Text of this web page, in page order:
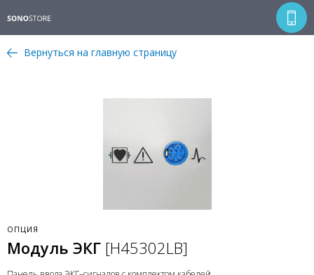
Вернуться на главную страницу
ОПЦИЯ
Модуль ЭКГ [H45302LB]